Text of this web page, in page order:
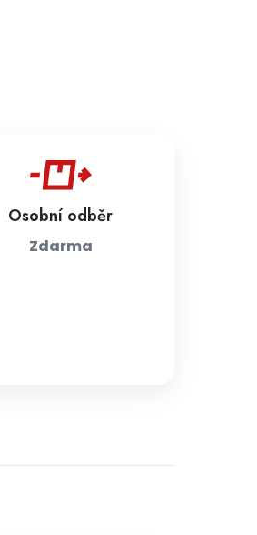
Osobní odběr
Zdarma